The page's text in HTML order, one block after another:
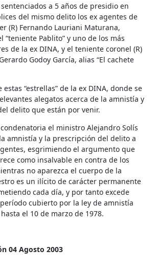
a 5 años de presidio en
del mismo delito los ex agentes de
(R) Fernando Lauriani Maturana,
“teniente Pablito” y uno de los más
de la ex DINA, y el teniente coronel (R)
Godoy García, alias “El cachete
estas “estrellas” de la ex DINA, donde se
alegatos acerca de la amnistía y
delito que están por venir.
el ministro Alejandro Solís
amnistía y la prescripción del delito a
esgrimiendo el argumento que
como insalvable en contra de los
no aparezca el cuerpo de la
es un ilícito de carácter permanente
cada día, y por tanto excede
cubierto por la ley de amnistía
el 10 de marzo de 1978.
04 Agosto 2003